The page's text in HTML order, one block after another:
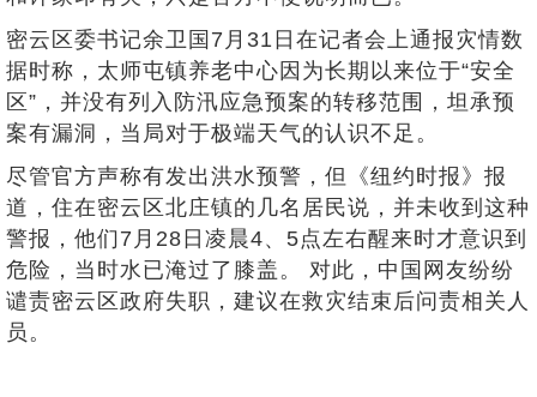
密云区委书记余卫国7月31日在记者会上通报灾情数
据时称，太师屯镇养老中心因为长期以来位于“安全
区”，并没有列入防汛应急预案的转移范围，坦承预
案有漏洞，当局对于极端天气的认识不足。
尽管官方声称有发出洪水预警，但《纽约时报》报
道，住在密云区北庄镇的几名居民说，并未收到这种
警报，他们7月28日凌晨4、5点左右醒来时才意识到
危险，当时水已淹过了膝盖。 对此，中国网友纷纷
谴责密云区政府失职，建议在救灾结束后问责相关人
员。